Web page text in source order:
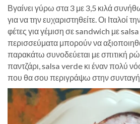
Βγαίνει γύρω στα 3 με 3,5 κιλά
για να την ευχαριστηθείτε. Οι Ιταλοί
φέτες για γέμιση σε sandwich με
περισσεύματα μπορούν να
παρακάτω συνοδεύεται με σπιτική
παντζάρι, salsa verde κι έναν πολύ
που θα σου περιγράψω στην